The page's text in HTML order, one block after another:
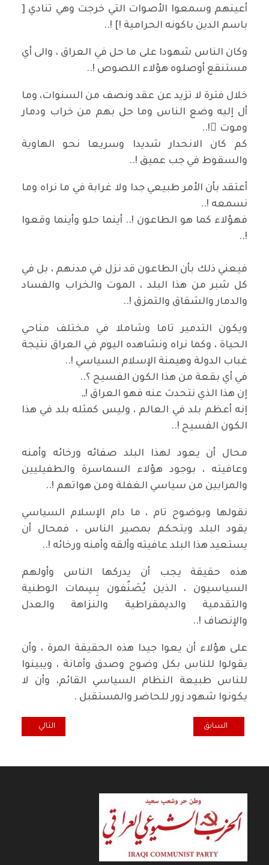
أعينهم وسمعوا الأصوات التي خرجت وهي تنادي [
باسم الدين باكونه الحرامية !] !..
وكان الناس شهودا على ما حل في العراق ، والى أي
مستنقع أوصلوه هؤلاء اللصوص !..
خلال فترة لا تزيد عن عقد ونصف من السنوات، وما
أل إليه وضع الناس وما حل بهم من خراب ودمار
وموت َ!..
كم كان الانحدار شديدا وسريعا نحو الهاوية
والسقوط في جب عميق !..
أعتقد بأن الأمر طبيعي جدا ولا غرابة في ما نراه وما
نسمعه !..
فهؤلاء كما هو الطاعون !.. أينما حلو وأينما وقعوا
!..
فيعني ذلك بأن الطاعون قد نزل في مدنهم ، بل في
كل شبر من هذا البلد ، الموت والخراب والفساد
والدمار والشقاق والتمزق !..
ويكون التدمير تاما وشاملا في مختلف مناحي
الحياة ، وكما نراه ونشاهده اليوم في العراق نتيجة
غباب الدولة وهيمنة الإسلام السياسي !..
في أي بقعة من هذا الكون الفسيح ؟..
إن هذا الذي نتحدث عنه فهو العراق !,,
إنه أعظم بلد في العالم ، وليس كمثله بلد في هذا
الكون الفسيح !..
محال أن يعود لهذا البلد صفائه ورخائه وأمنه
وعافيته ، بوجود هؤلاء السماسرة والطفيليين
والمرابين من سياسي الغفلة ومن هواتهم !..
نقولها وبوضوح تام ، ما دام الإسلام السياسي
يقود البلد ويتحكم بمصير الناس ، فمحال أن
يستعيد هذا البلد عافيته وألقه وأمنه ورخائه !..
هذه حقيقة يجب أن يدركها الناس وأولهم
السياسيون ، الذين يُصَنًفون بِسِمات الوطنية
والتقدمية والديمقراطية والنزاهة والعدل
والإنصاف !..
على هؤلاء أن يعوا جيدا هذه الحقيقة المرة ، وأن
يقولوا للناس بكل وضوح وصدق وأمانة ، ويبينوا
للناس طبيعة النظام السياسي القائم، وأن لا
يكونوا شهود زور للحاضر والمستقبل .
المقال السابق: تحية الى ثورة 14--تموز المجيدة -1- / حكمت شناوه السليم
السابق المقال التالي:
التالي